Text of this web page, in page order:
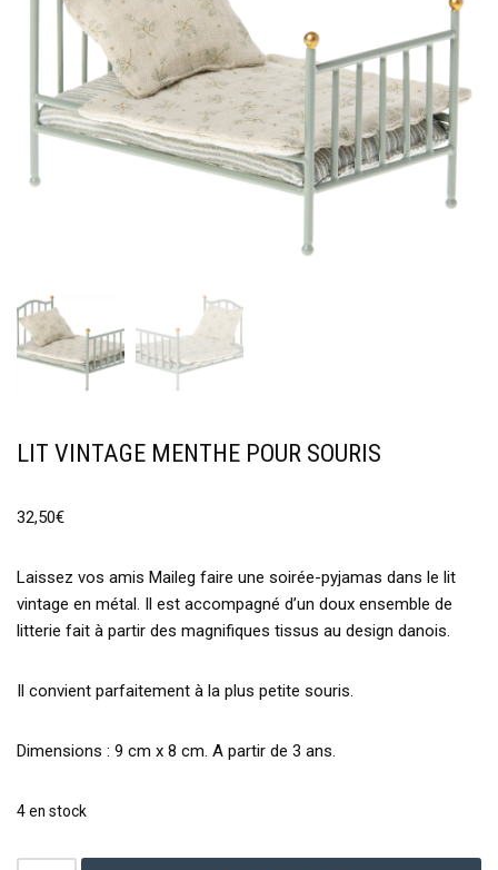
LIT VINTAGE MENTHE POUR SOURIS
32,50€
Laissez vos amis Maileg faire une soirée-pyjamas dans le lit
vintage en métal. Il est accompagné d’un doux ensemble de
litterie fait à partir des magnifiques tissus au design danois.
Il convient parfaitement à la plus petite souris.
Dimensions : 9 cm x 8 cm. A partir de 3 ans.
4 en stock